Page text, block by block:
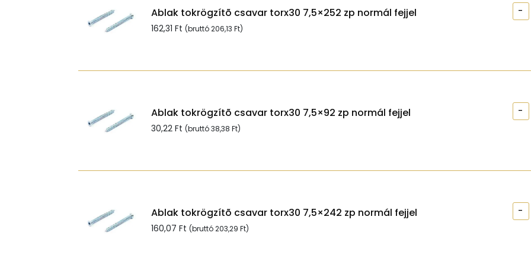
Ablak tokrögzítõ csavar torx30 7,5×252 zp normál fejjel
162,31 Ft (bruttó206,13 Ft)
-
Ablak tokrögzítõ csavar torx30 7,5×92 zp normál fejjel
30,22 Ft (bruttó38,38 Ft)
-
Ablak tokrögzítõ csavar torx30 7,5×242 zp normál fejjel
160,07 Ft (bruttó203,29 Ft)
-